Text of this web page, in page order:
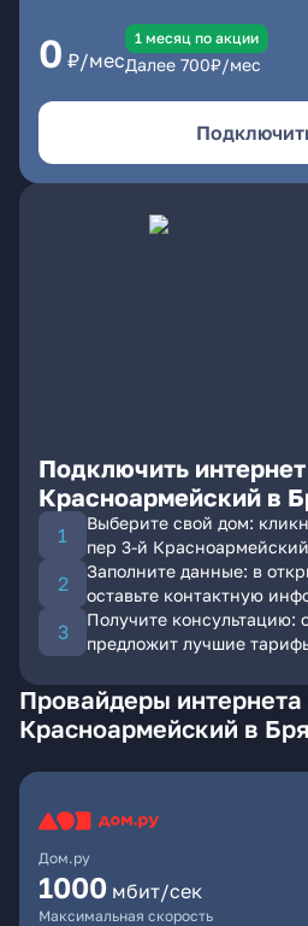
0 ₽/мес
1 месяц по акции
Далее 700₽/мес
Подключить
Красноармейский в
Выберите свой дом:
пер 3-й Красноармейский
Заполните данные: в
оставьте контактную
Получите консультацию:
предложит лучшие
Провайдеры интернета
Красноармейский в
Дом.ру
1000 мбит/сек
Максимальная скорость